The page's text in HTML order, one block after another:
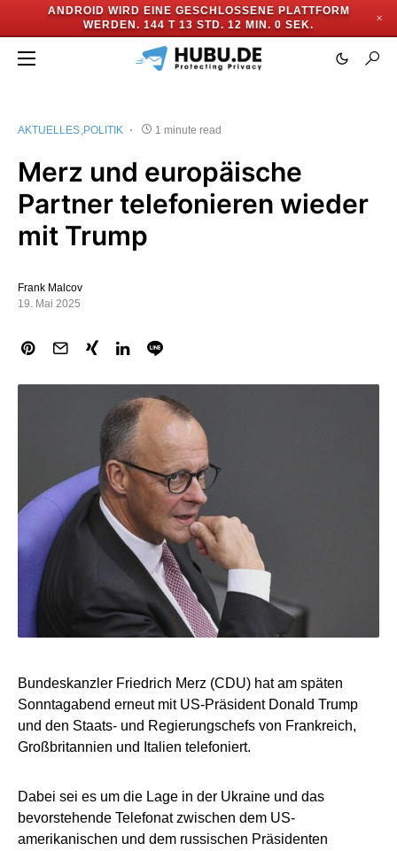
ANDROID WIRD EINE GESCHLOSSENE PLATTFORM
WERDEN. 144 T 13 STD. 11 MIN. 59 SEK.
✕
AKTUELLES POLITIK 1 minute read
Merz und europäische
Partner telefonieren wieder
mit Trump
Frank Malcov
19. Mai 2025
Bundeskanzler Friedrich Merz (CDU) hat am späten
Sonntagabend erneut mit US-Präsident Donald Trump
und den Staats- und Regierungschefs von Frankreich,
Großbritannien und Italien telefoniert.
Dabei sei es um die Lage in der Ukraine und das
bevorstehende Telefonat zwischen dem US-
amerikanischen und dem russischen Präsidenten